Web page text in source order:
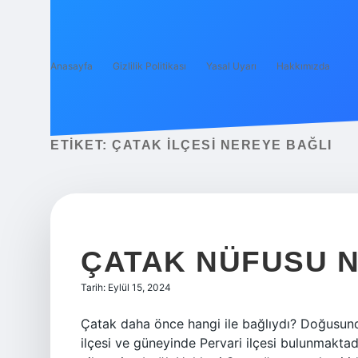
Anasayfa Gizlilik Politikası Yasal Uyarı Hakkımızda
ETIKET: ÇATAK ILÇESI NEREYE BAĞLI
ÇATAK NÜFUSU
Tarih: Eylül 15, 2024
Çatak daha önce hangi ile bağlıydı?
ilçesi ve güneyinde Pervari ilçesi